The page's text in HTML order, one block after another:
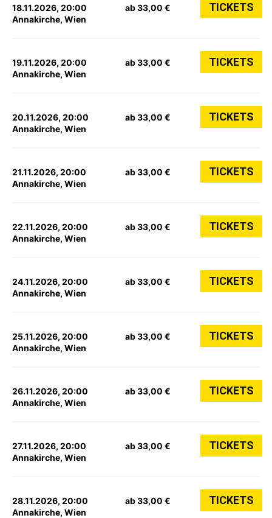
18.11.2026, 20:00
Annakirche, Wien
ab 33,00 € TICKETS
19.11.2026, 20:00
Annakirche, Wien
ab 33,00 € TICKETS
20.11.2026, 20:00
Annakirche, Wien
ab 33,00 € TICKETS
21.11.2026, 20:00
Annakirche, Wien
ab 33,00 € TICKETS
22.11.2026, 20:00
Annakirche, Wien
ab 33,00 € TICKETS
24.11.2026, 20:00
Annakirche, Wien
ab 33,00 € TICKETS
25.11.2026, 20:00
Annakirche, Wien
ab 33,00 € TICKETS
26.11.2026, 20:00
Annakirche, Wien
ab 33,00 € TICKETS
27.11.2026, 20:00
Annakirche, Wien
ab 33,00 € TICKETS
28.11.2026, 20:00
Annakirche, Wien
ab 33,00 € TICKETS